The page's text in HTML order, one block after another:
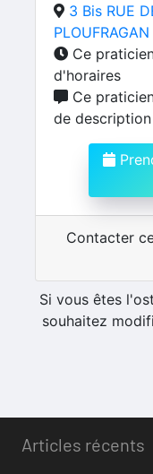
3 Bis RUE
PLOUFRAGAN
Ce
d'horaires
Ce
de description
Contacter
Si vous êtes
souhaitez
Articles récents